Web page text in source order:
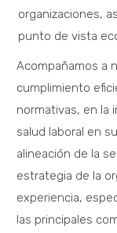
organizaciones,
punto de vista
Acompañamos a
cumplimiento
normativas, en la
salud laboral en
alineación de la
estrategia de la
experiencia,
las principales